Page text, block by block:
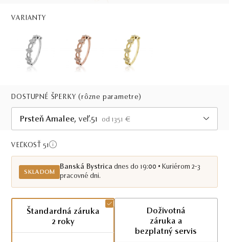
VARIANTY
DOSTUPNÉ ŠPERKY(rôzne parametre)
Prsteň Amalee, veľ.51
od 1351 €
Skladom BB
VEĽKOSŤ 51
SKLADOM
Banská Bystrica dnes do 19:00 • Kuriérom 2-3
pracovné dni.
Štandardná záruka
2 roky
Doživotná
záruka a
bezplatný servis